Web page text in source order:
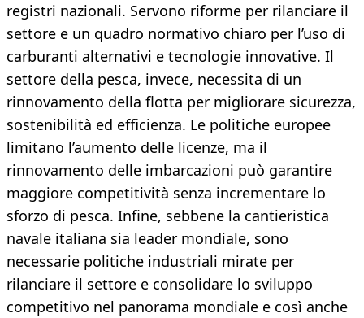
registri nazionali. Servono riforme per rilanciare il
settore e un quadro normativo chiaro per l’uso di
carburanti alternativi e tecnologie innovative. Il
settore della pesca, invece, necessita di un
rinnovamento della flotta per migliorare sicurezza,
sostenibilità ed efficienza. Le politiche europee
limitano l’aumento delle licenze, ma il
rinnovamento delle imbarcazioni può garantire
maggiore competitività senza incrementare lo
sforzo di pesca. Infine, sebbene la cantieristica
navale italiana sia leader mondiale, sono
necessarie politiche industriali mirate per
rilanciare il settore e consolidare lo sviluppo
competitivo nel panorama mondiale e così anche